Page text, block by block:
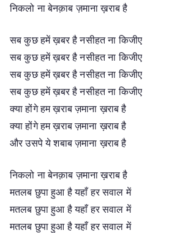
निकलो ना बेनक़ाब ज़माना ख़राब है
सब कुछ हमें ख़बर है नसीहत ना किजीए
सब कुछ हमें ख़बर है नसीहत ना किजीए
सब कुछ हमें ख़बर है नसीहत ना किजीए
सब कुछ हमें ख़बर है नसीहत ना किजीए
क्या होंगे हम ख़राब ज़माना ख़राब है
क्या होंगे हम ख़राब ज़माना ख़राब है
और उसपे ये शबाब ज़माना ख़राब है
निकलो ना बेनक़ाब ज़माना ख़राब है
मतलब छुपा हुआ है यहाँ हर सवाल में
मतलब छुपा हुआ है यहाँ हर सवाल में
मतलब छुपा हुआ है यहाँ हर सवाल में